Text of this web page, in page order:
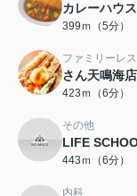
カレーハウ
399ｍ（5分）
ファミリーレ
さん天鳴海店
423ｍ（6分）
その他
LIFE
443ｍ（6分）
内科